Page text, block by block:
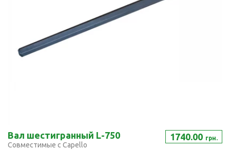
Вал шестигранный L-750
Совместимые с Capello
1740.00 грн.